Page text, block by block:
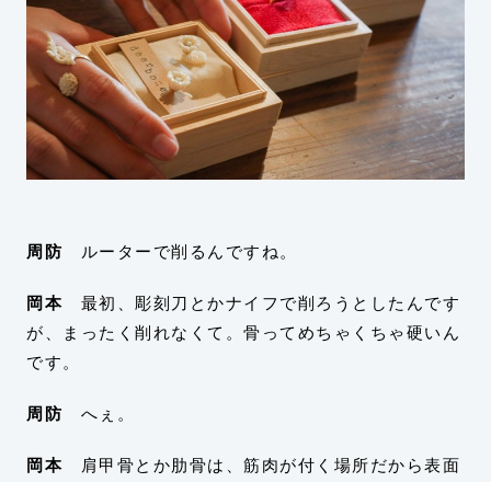
周防 ルーターで削るんですね。
岡本 最初、彫刻刀とかナイフで削ろうとしたんです
が、まったく削れなくて。骨ってめちゃくちゃ硬いん
です。
周防 へぇ。
岡本 肩甲骨とか肋骨は、筋肉が付く場所だから表面